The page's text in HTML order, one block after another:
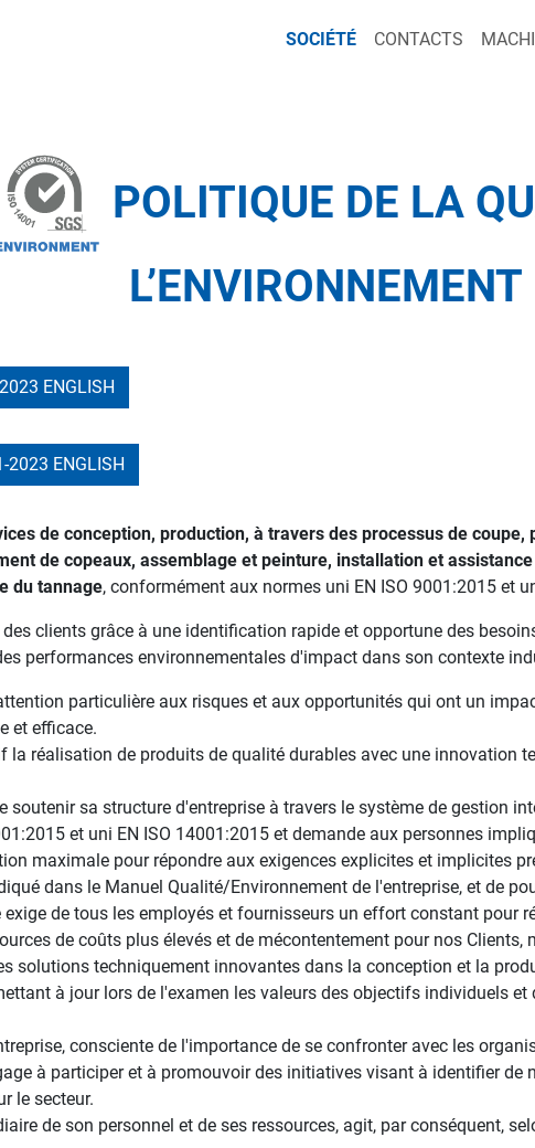
SOCIÉTÉ CONTACTS
POLITIQUE DE LA
L’ENVIRONNEMENT
ENGLISH
2023 ENGLISH
de conception, production, à travers des processus de coupe,
de copeaux, assemblage et peinture, installation et
du tannage, conformément aux normes uni EN ISO 9001:2015 et
clients grâce à une identification rapide et opportune des
performances environnementales d'impact dans son contexte
particulière aux risques et aux opportunités qui ont un
et efficace.
la réalisation de produits de qualité durables avec une innovation
soutenir sa structure d'entreprise à travers le système de gestion
et uni EN ISO 14001:2015 et demande aux personnes
maximale pour répondre aux exigences explicites et implicites
dans le Manuel Qualité/Environnement de l'entreprise, et de
de tous les employés et fournisseurs un effort constant pour
de coûts plus élevés et de mécontentement pour nos
solutions techniquement innovantes dans la conception et la
à jour lors de l'examen les valeurs des objectifs individuels
consciente de l'importance de se confronter avec les
à participer et à promouvoir des initiatives visant à identifier de
le secteur.
de son personnel et de ses ressources, agit, par conséquent,